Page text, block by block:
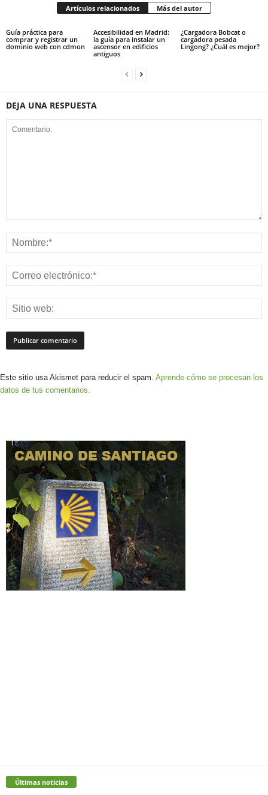
Artículos relacionados Más del autor
Guía práctica para
comprar y registrar un
dominio web con cdmon
Accesibilidad en Madrid:
la guía para instalar un
ascensor en edificios
antiguos
¿Cargadora Bobcat o
cargadora pesada
Lingong? ¿Cuál es mejor?
DEJA UNA RESPUESTA
Este sitio usa Akismet para reducir el spam. Aprende cómo se procesan los
datos de tus comentarios.
Últimas noticias